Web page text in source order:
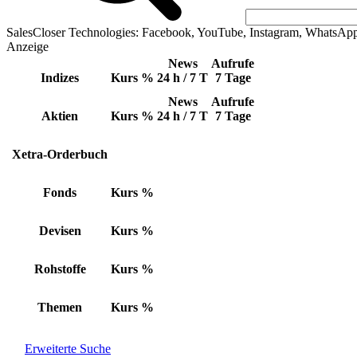
SalesCloser Technologies: Facebook, YouTube, Instagram,
Anzeige
Indizes Kurs %
News
24 h / 7 T
Aufrufe
7 Tage
Aktien Kurs %
News
24 h / 7 T
Aufrufe
7 Tage
Xetra-Orderbuch
Fonds Kurs %
Devisen Kurs %
Rohstoffe Kurs %
Themen Kurs %
Erweiterte Suche